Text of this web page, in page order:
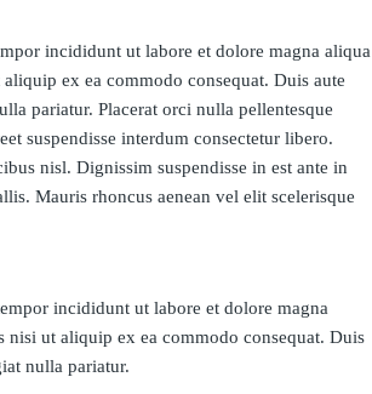
incididunt ut labore et dolore magna
ex ea commodo consequat. Duis aute
pariatur. Placerat orci nulla pellentesque
suspendisse interdum consectetur libero.
nisl. Dignissim suspendisse in est ante in
Mauris rhoncus aenean vel elit scelerisque
incididunt ut labore et dolore magna
ut aliquip ex ea commodo consequat. Duis
nulla pariatur.